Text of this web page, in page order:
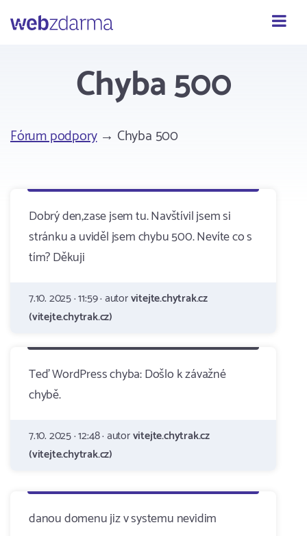
Webzdarma
Chyba 500
Fórum podpory→ Chyba 500
Dobrý den,zase jsem tu. Navštívil jsem si
stránku a uviděl jsem chybu 500. Nevíte co s
tím? Děkuji
7.10. 2025 · 11:59 · autorvitejte.chytrak.cz
(vitejte.chytrak.cz)
Teď WordPress chyba: Došlo k závažné
chybě.
7.10. 2025 · 12:48 · autorvitejte.chytrak.cz
(vitejte.chytrak.cz)
danou domenu jiz v systemu nevidim